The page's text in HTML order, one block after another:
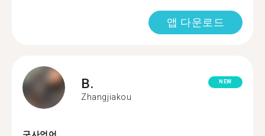
앱 다운로드
B.
Zhangjiakou
NEW